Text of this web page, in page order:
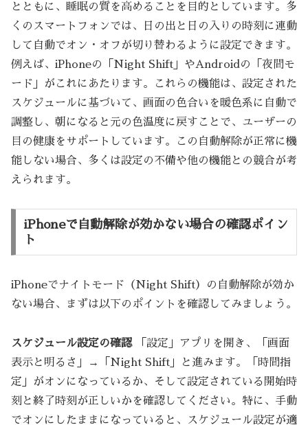
とともに、睡眠の質を高めることを目的としています。多
くのスマートフォンでは、日の出と日の入りの時刻に連動
して自動でオン・オフが切り替わるように設定できます。
例えば、iPhoneの「Night Shift」やAndroidの「夜間モ
ード」がこれにあたります。これらの機能は、設定された
スケジュールに基づいて、画面の色合いを暖色系に自動で
調整し、朝になると元の色温度に戻すことで、ユーザーの
目の健康をサポートしています。この自動解除が正常に機
能しない場合、多くは設定の不備や他の機能との競合が考
えられます。
iPhoneで自動解除が効かない場合の確認ポイン
ト
iPhoneでナイトモード（Night Shift）の自動解除が効か
ない場合、まずは以下のポイントを確認してみましょう。
スケジュール設定の確認「設定」アプリを開き、「画面
表示と明るさ」→「Night Shift」と進みます。「時間指
定」がオンになっているか、そして設定されている開始時
刻と終了時刻が正しいかを確認してください。特に、手動
でオンにしたままになっていると、スケジュール設定が適